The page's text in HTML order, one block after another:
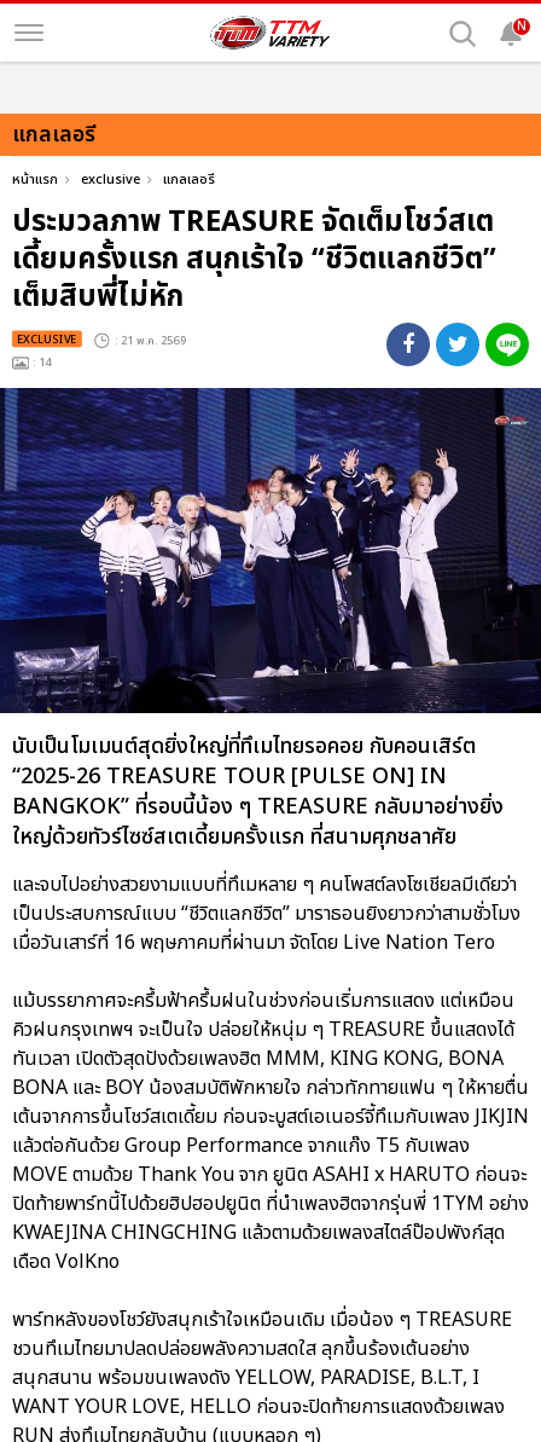
N
แกลเลอรี
หน้าแรก exclusive แกลเลอรี
ประมวลภาพ TREASURE จัดเต็มโชว์สเต
เดี้ยมครั้งแรก สนุกเร้าใจ “ชีวิตแลกชีวิต”
เต็มสิบพี่ไม่หัก
EXCLUSIVE : 21 พ.ค. 2569
: 14
นับเป็นโมเมนต์สุดยิ่งใหญ่ที่ทึเมไทยรอคอย กับคอนเสิร์ต
“2025-26 TREASURE TOUR [PULSE ON] IN
BANGKOK” ที่รอบนี้น้อง ๆ TREASURE กลับมาอย่างยิ่ง
ใหญ่ด้วยทัวร์ไซซ์สเตเดี้ยมครั้งแรก ที่สนามศุภชลาศัย
และจบไปอย่างสวยงามแบบที่ทึเมหลาย ๆ คนโพสต์ลงโซเชียลมีเดียว่า
เป็นประสบการณ์แบบ “ชีวิตแลกชีวิต” มาราธอนยิงยาวกว่าสามชั่วโมง
เมื่อวันเสาร์ที่ 16 พฤษภาคมที่ผ่านมา จัดโดย Live Nation Tero
แม้บรรยากาศจะครึ้มฟ้าครึ้มฝนในช่วงก่อนเริ่มการแสดง แต่เหมือน
คิวฝนกรุงเทพฯ จะเป็นใจ ปล่อยให้หนุ่ม ๆ TREASURE ขึ้นแสดงได้
ทันเวลา เปิดตัวสุดปังด้วยเพลงฮิต MMM, KING KONG, BONA
BONA และ BOY น้องสมบัติพักหายใจ กล่าวทักทายแฟน ๆ ให้หายตื่น
เต้นจากการขึ้นโชว์สเตเดี้ยม ก่อนจะบูสต์เอเนอร์จี้ทึเมกับเพลง JIKJIN
แล้วต่อกันด้วย Group Performance จากแก๊ง T5 กับเพลง
MOVE ตามด้วย Thank You จาก ยูนิต ASAHI x HARUTO ก่อนจะ
ปิดท้ายพาร์ทนี้ไปด้วยฮิปฮอปยูนิต ที่นำเพลงฮิตจากรุ่นพี่ 1TYM อย่าง
KWAEJINA CHINGCHING แล้วตามด้วยเพลงสไตล์ป๊อปพังก์สุด
เดือด VolKno
พาร์ทหลังของโชว์ยังสนุกเร้าใจเหมือนเดิม เมื่อน้อง ๆ TREASURE
ชวนทึเมไทยมาปลดปล่อยพลังความสดใส ลุกขึ้นร้องเต้นอย่าง
สนุกสนาน พร้อมขนเพลงดัง YELLOW, PARADISE, B.L.T, I
WANT YOUR LOVE, HELLO ก่อนจะปิดท้ายการแสดงด้วยเพลง
RUN ส่งทึเมไทยกลับบ้าน (แบบหลอก ๆ)